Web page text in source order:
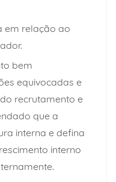
em relação ao
bem
equivocadas e
recrutamento e
que a
interna e defina
interno